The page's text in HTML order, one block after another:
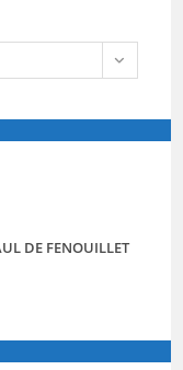
DE FENOUILLET